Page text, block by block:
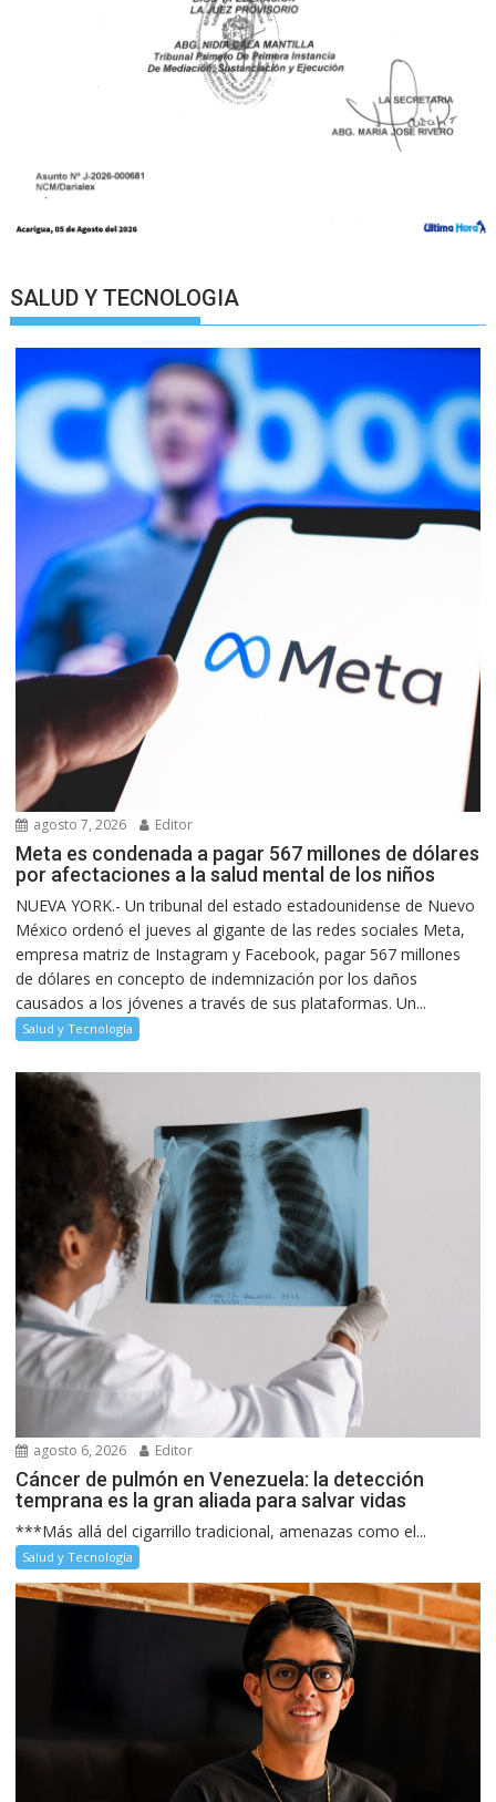
SALUD Y TECNOLOGIA
agosto 7, 2026 Editor
Meta es condenada a pagar 567 millones de dólares
por afectaciones a la salud mental de los niños
NUEVA YORK.- Un tribunal del estado estadounidense de Nuevo
México ordenó el jueves al gigante de las redes sociales Meta,
empresa matriz de Instagram y Facebook, pagar 567 millones
de dólares en concepto de indemnización por los daños
causados a los jóvenes a través de sus plataformas. Un...
Salud y Tecnología
agosto 6, 2026 Editor
Cáncer de pulmón en Venezuela: la detección
temprana es la gran aliada para salvar vidas
***Más allá del cigarrillo tradicional, amenazas como el...
Salud y Tecnología